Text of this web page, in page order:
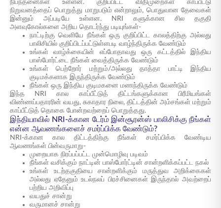
நிபந்தனைகள் உள்ளன. குறிப்பிட்ட விதிமுறைகள் காப்பீட்டு
நிறுவனத்தைப் பொறுத்து மாறுபடும் என்றாலும், பொதுவான தேவைகள்
இன்னும் அப்படியே உள்ளன. NRI களுக்கான சில தகுதி
அளவுகோல்களை அறிய தொடர்ந்து படியுங்கள்-
நாட்டிற்கு வெளியே நீங்கள் ஒரு குறிப்பிட்ட காலத்திற்கு அல்லது
பாலிசியில் குறிப்பிடப்பட்டுள்ளபடி வாழ்ந்திருக்க வேண்டும்
உங்கள் வாழ்க்கையின் எப்போதாவது ஒரு கட்டத்தில் இந்திய
பாஸ்போர்ட்டை நீங்கள் வைத்திருக்க வேண்டும்
உங்கள் பெற்றோர் மற்றும்/அல்லது தாத்தா பாட்டி இந்திய
குடிமக்களாக இருந்திருக்க வேண்டும்
நீங்கள் ஒரு இந்திய குடிமகனை மணந்திருக்க வேண்டும்
இந்த NRI கால காப்பீட்டுத் திட்டங்களுக்கான பிரீமியங்கள்
விண்ணப்பதாரரின் வயது, சுகாதார நிலை, திட்டத்தின் அம்சங்கள் மற்றும்
காப்பீட்டுத் தொகை போன்றவற்றைப் பொறுத்தது.
இந்தியாவில் NRI-க்கான டேர்ம் இன்சூரன்ஸ் பாலிசிக்கு நீங்கள்
என்ன ஆவணங்களைச் சமர்ப்பிக்க வேண்டும்?
NRI-க்கான கால திட்டத்திற்கு நீங்கள் சமர்ப்பிக்க வேண்டிய
ஆவணங்கள் பின்வருமாறு-
முறையாக நிரப்பப்பட்ட முன்மொழிவு படிவம்
நீங்கள் வசிக்கும் நாட்டின் பாஸ்போர்ட்டின் சான்றளிக்கப்பட்ட நகல்
உங்கள் உடற்தகுதியை சான்றளிக்கும் மருத்துவ அறிக்கைகள்
அல்லது ஏதேனும் உடல்நலப் பிரச்சினைகள் இருந்தால் அவற்றைப்
பற்றிய அறிவிப்பு
வயதுச் சான்று
வருமானச் சான்று